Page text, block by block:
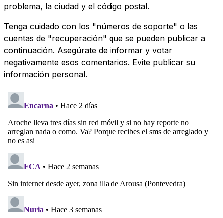
problema, la ciudad y el código postal.
Tenga cuidado con los "números de soporte" o las
cuentas de "recuperación" que se pueden publicar a
continuación. Asegúrate de informar y votar
negativamente esos comentarios. Evite publicar su
información personal.